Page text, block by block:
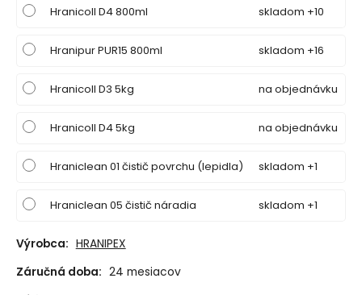
Hranicoll D4 800ml skladom +10
Hranipur PUR15 800ml skladom +16
Hranicoll D3 5kg na objednávku
Hranicoll D4 5kg na objednávku
Hraniclean 01 čistič povrchu (lepidla) skladom +1
Hraniclean 05 čistič náradia skladom +1
Výrobca: HRANIPEX
Záručná doba: 24 mesiacov